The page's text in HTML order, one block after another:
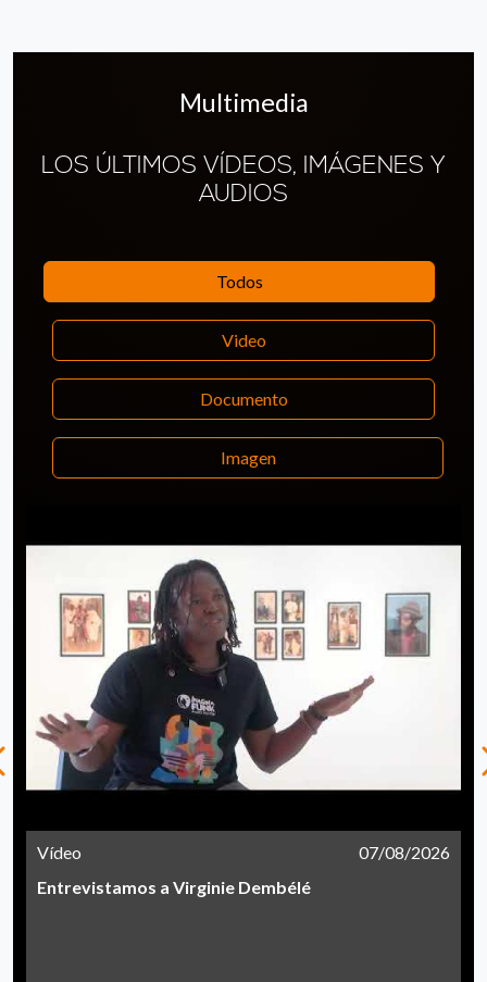
Multimedia
LOS ÚLTIMOS VÍDEOS, IMÁGENES Y
AUDIOS
Todos
Video
Documento
Imagen
Vídeo
07/08/2026
Entrevistamos a Virginie Dembélé